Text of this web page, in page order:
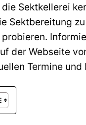
Sektkellerei
Sektbereitung
der Webseite
Termine und